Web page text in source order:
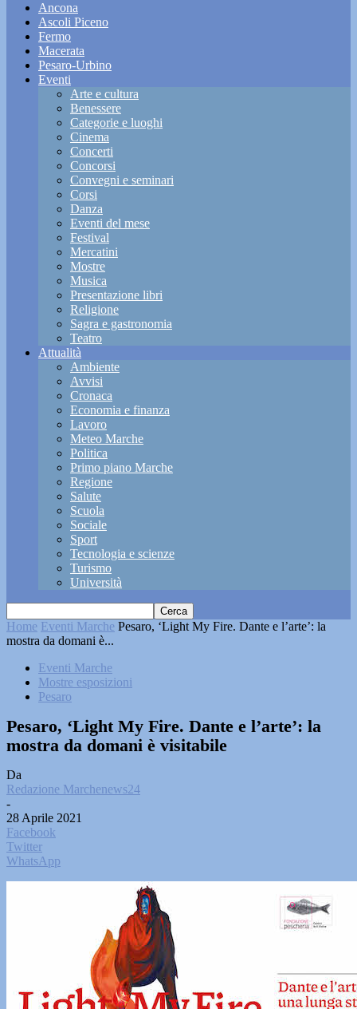
Ancona
Ascoli Piceno
Fermo
Macerata
Pesaro-Urbino
Eventi
Arte e cultura
Benessere
Categorie e luoghi
Cinema
Concerti
Concorsi
Convegni e seminari
Corsi
Danza
Eventi del mese
Festival
Mercatini
Mostre
Musica
Presentazione libri
Religione
Sagra e gastronomia
Teatro
Attualità
Ambiente
Avvisi
Cronaca
Economia e finanza
Lavoro
Meteo Marche
Politica
Primo piano Marche
Regione
Salute
Scuola
Sociale
Sport
Tecnologia e scienze
Turismo
Università
Home Eventi Marche Pesaro, ‘Light My Fire. Dante e l’arte’: la
mostra da domani è...
Eventi Marche
Mostre esposizioni
Pesaro
Pesaro, ‘Light My Fire. Dante e l’arte’: la
mostra da domani è visitabile
Da
Redazione Marchenews24
-
28 Aprile 2021
Facebook
Twitter
WhatsApp